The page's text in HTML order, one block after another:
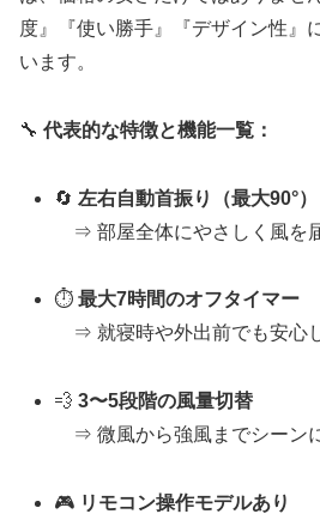
度』『使い勝手』『デザイン性』
います。
🔧 代表的な特徴と機能一覧：
🔄左右自動首振り（最大90°）
⇒ 部屋全体にやさしく風を
⏱最大7時間のオフタイマー
⇒ 就寝時や外出前でも安心
💨3〜5段階の風量切替
⇒ 微風から強風までシーン
🎮 リモコン操作モデルあり